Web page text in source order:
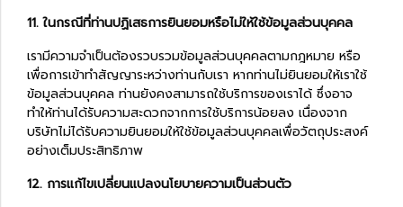
11. ในกรณีที่ท่านปฏิเสธการยินยอมหรือไม่ให้ใช้ข้อมูลส่วนบุคคล
เรามีความจำเป็นต้องรวบรวมข้อมูลส่วนบุคคลตามกฎหมาย หรือ
เพื่อการเข้าทำสัญญาระหว่างท่านกับเรา หากท่านไม่ยินยอมให้เราใช้
ข้อมูลส่วนบุคคล ท่านยังคงสามารถใช้บริการของเราได้ ซึ่งอาจ
ทำให้ท่านได้รับความสะดวกจากการใช้บริการน้อยลง เนื่องจาก
บริษัทไม่ได้รับความยินยอมให้ใช้ข้อมูลส่วนบุคคลเพื่อวัตถุประสงค์
อย่างเต็มประสิทธิภาพ
12. การแก้ไขเปลี่ยนแปลงนโยบายความเป็นส่วนตัว